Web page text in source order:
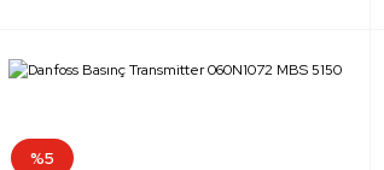
%5